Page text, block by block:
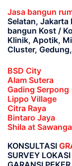
Jasa bangun
Selatan, Jakarta
bangun Kost /
Klinik, Apotik,
Cluster,
BSD City
Alam Sutera
Gading Serpong
Lippo Village
Citra Raya
Bintaro Jaya
Shila at
KONSULTASI
SURVEY